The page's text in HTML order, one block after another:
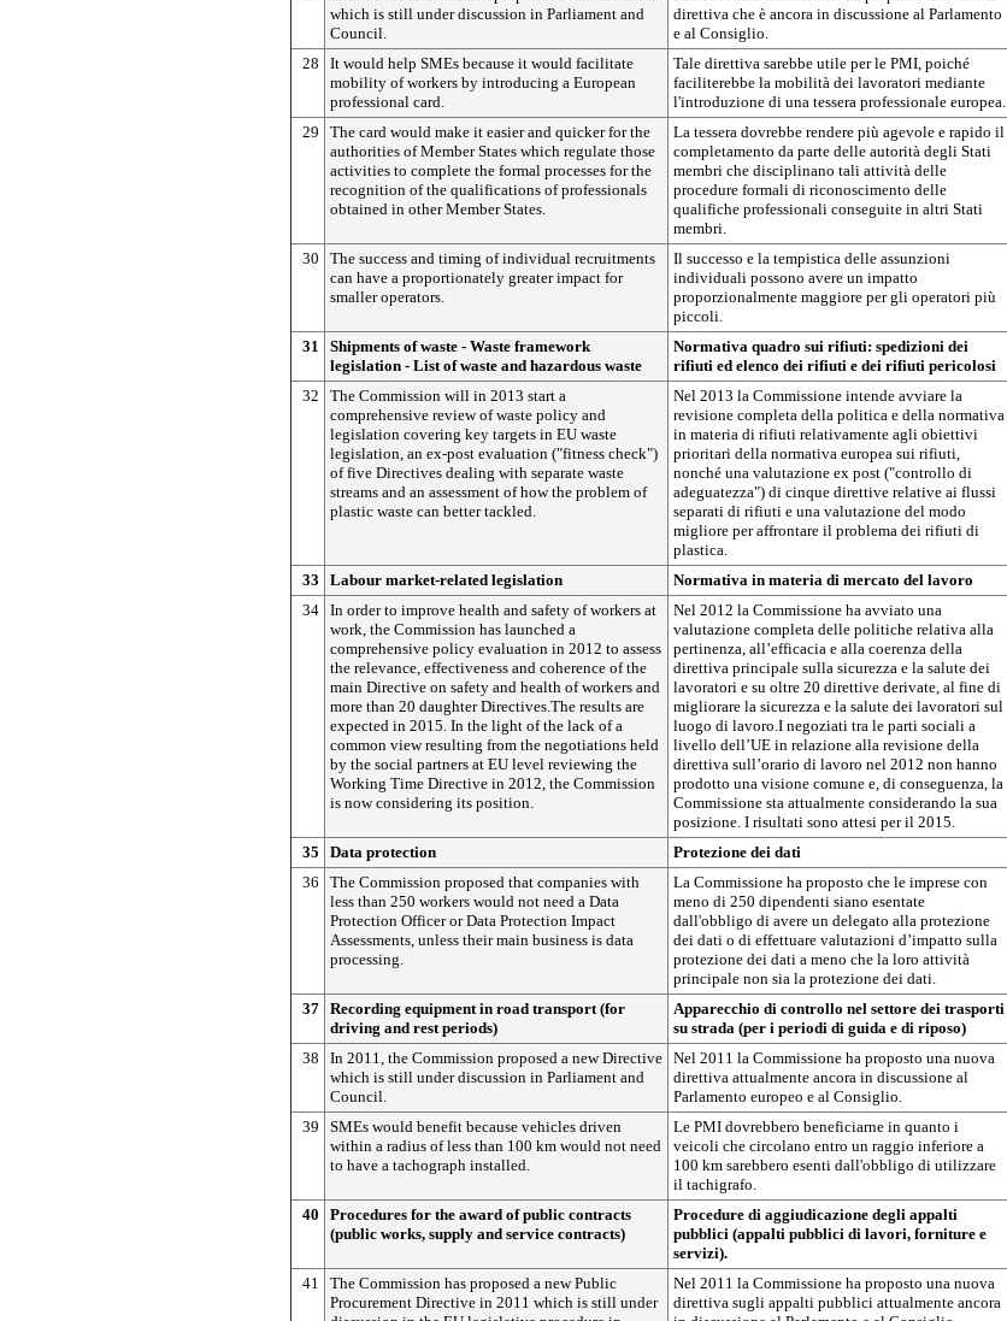
which is still under discussion in Parliament and
Council.
direttiva che è ancora in discussione al Parlamento
e al Consiglio.
28
It would help SMEs because it would facilitate
mobility of workers by introducing a European
professional card.
Tale direttiva sarebbe utile per le PMI, poiché
faciliterebbe la mobilità dei lavoratori mediante
l'introduzione di una tessera professionale europea.
29
The card would make it easier and quicker for the
authorities of Member States which regulate those
activities to complete the formal processes for the
recognition of the qualifications of professionals
obtained in other Member States.
La tessera dovrebbe rendere più agevole e rapido il
completamento da parte delle autorità degli Stati
membri che disciplinano tali attività delle
procedure formali di riconoscimento delle
qualifiche professionali conseguite in altri Stati
membri.
30
The success and timing of individual recruitments
can have a proportionately greater impact for
smaller operators.
Il successo e la tempistica delle assunzioni
individuali possono avere un impatto
proporzionalmente maggiore per gli operatori più
piccoli.
31
Shipments of waste - Waste framework
legislation - List of waste and hazardous waste
Normativa quadro sui rifiuti: spedizioni dei
rifiuti ed elenco dei rifiuti e dei rifiuti pericolosi
32
The Commission will in 2013 start a
comprehensive review of waste policy and
legislation covering key targets in EU waste
legislation, an ex-post evaluation ("fitness check")
of five Directives dealing with separate waste
streams and an assessment of how the problem of
plastic waste can better tackled.
Nel 2013 la Commissione intende avviare la
revisione completa della politica e della normativa
in materia di rifiuti relativamente agli obiettivi
prioritari della normativa europea sui rifiuti,
nonché una valutazione ex post ("controllo di
adeguatezza") di cinque direttive relative ai flussi
separati di rifiuti e una valutazione del modo
migliore per affrontare il problema dei rifiuti di
plastica.
33
Labour market-related legislation
Normativa in materia di mercato del lavoro
34 In order to improve health and safety of workers at
work, the Commission has launched a
comprehensive policy evaluation in 2012 to assess
the relevance, effectiveness and coherence of the
main Directive on safety and health of workers and
more than 20 daughter Directives.The results are
expected in 2015. In the light of the lack of a
common view resulting from the negotiations held
by the social partners at EU level reviewing the
Working Time Directive in 2012, the Commission
is now considering its position.
Nel 2012 la Commissione ha avviato una
valutazione completa delle politiche relativa alla
pertinenza, all’efficacia e alla coerenza della
direttiva principale sulla sicurezza e la salute dei
lavoratori e su oltre 20 direttive derivate, al fine di
migliorare la sicurezza e la salute dei lavoratori sul
luogo di lavoro.I negoziati tra le parti sociali a
livello dell’UE in relazione alla revisione della
direttiva sull’orario di lavoro nel 2012 non hanno
prodotto una visione comune e, di conseguenza, la
Commissione sta attualmente considerando la sua
posizione. I risultati sono attesi per il 2015.
35
Data protection
Protezione dei dati
36
The Commission proposed that companies with
less than 250 workers would not need a Data
Protection Officer or Data Protection Impact
Assessments, unless their main business is data
processing.
La Commissione ha proposto che le imprese con
meno di 250 dipendenti siano esentate
dall'obbligo di avere un delegato alla protezione
dei dati o di effettuare valutazioni d’impatto sulla
protezione dei dati a meno che la loro attività
principale non sia la protezione dei dati.
37 Recording equipment in road transport (for
driving and rest periods)
Apparecchio di controllo nel settore dei trasporti
su strada (per i periodi di guida e di riposo)
38
In 2011, the Commission proposed a new Directive
which is still under discussion in Parliament and
Council.
Nel 2011 la Commissione ha proposto una nuova
direttiva attualmente ancora in discussione al
Parlamento europeo e al Consiglio.
39
SMEs would benefit because vehicles driven
within a radius of less than 100 km would not need
to have a tachograph installed.
Le PMI dovrebbero beneficiarne in quanto i
veicoli che circolano entro un raggio inferiore a
100 km sarebbero esenti dall'obbligo di utilizzare
il tachigrafo.
40
Procedures for the award of public contracts
(public works, supply and service contracts)
Procedure di aggiudicazione degli appalti
pubblici (appalti pubblici di lavori, forniture e
servizi).
41
The Commission has proposed a new Public
Procurement Directive in 2011 which is still under
Nel 2011 la Commissione ha proposto una nuova
direttiva sugli appalti pubblici attualmente ancora